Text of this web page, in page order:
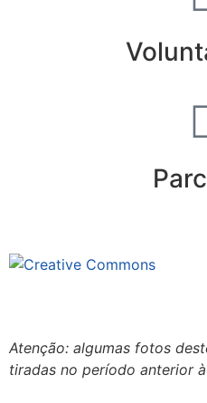
Atenção: algumas fotos
tiradas no período anterior